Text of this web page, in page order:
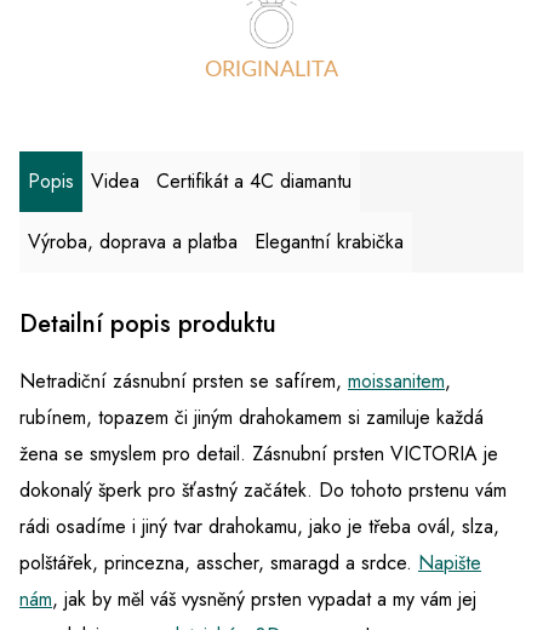
ORIGINALITA
Popis Videa Certifikát a 4C diamantu
Výroba, doprava a platba Elegantní krabička
Detailní popis produktu
Netradiční zásnubní prsten se safírem, moissanitem,
rubínem, topazem či jiným drahokamem si zamiluje každá
žena se smyslem pro detail. Zásnubní prsten VICTORIA je
dokonalý šperk pro šťastný začátek. Do tohoto prstenu vám
rádi osadíme i jiný tvar drahokamu, jako je třeba ovál, slza,
polštářek, princezna, asscher, smaragd a srdce. Napište
nám, jak by měl váš vysněný prsten vypadat a my vám jej